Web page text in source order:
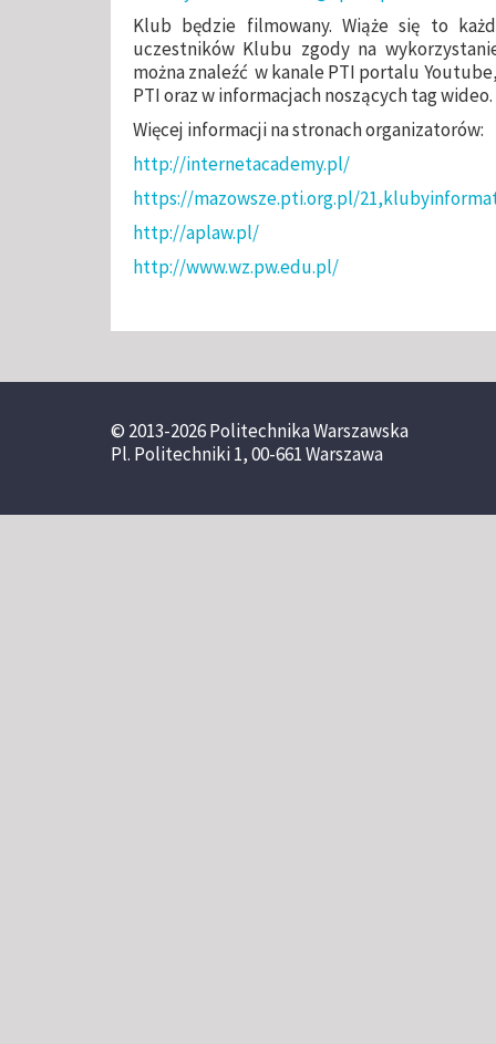
Klub będzie filmowany. Wiąże się to
uczestników Klubu zgody na
można znaleźć w kanale PTI portalu
PTI oraz w informacjach noszących tag wideo.
Więcej informacji na stronach organizatorów:
http://internetacademy.pl/
https://mazowsze.pti.org.pl/
http://aplaw.pl/
http://www.wz.pw.edu.pl/
© 2013-2026 Politechnika Warszawska
Pl. Politechniki 1, 00-661 Warszawa